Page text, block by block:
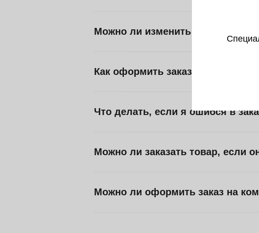
Можно ли изменить заказ после
Как оформить заказ на
Что делать, если я ошибся в
Можно ли заказать товар, если
Можно ли оформить заказ на